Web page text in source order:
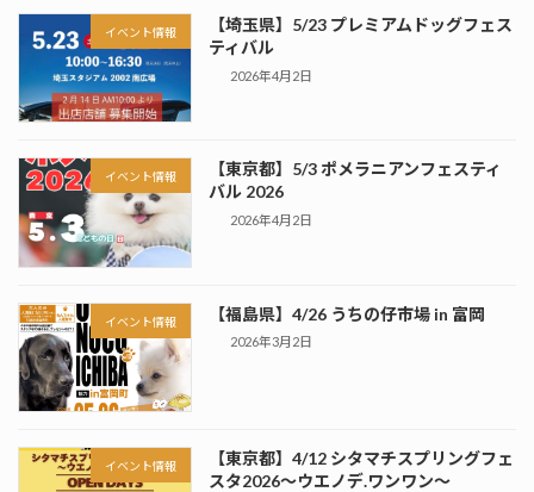
イベント情報
【埼玉県】5/23 プレミアムドッグフェス
ティバル
2026年4月2日
イベント情報
【東京都】5/3 ポメラニアンフェスティ
バル 2026
2026年4月2日
イベント情報 【福島県】4/26 うちの仔市場 in 富岡
2026年3月2日
イベント情報
【東京都】4/12 シタマチスプリングフェ
スタ2026～ウエノデ.ワンワン～